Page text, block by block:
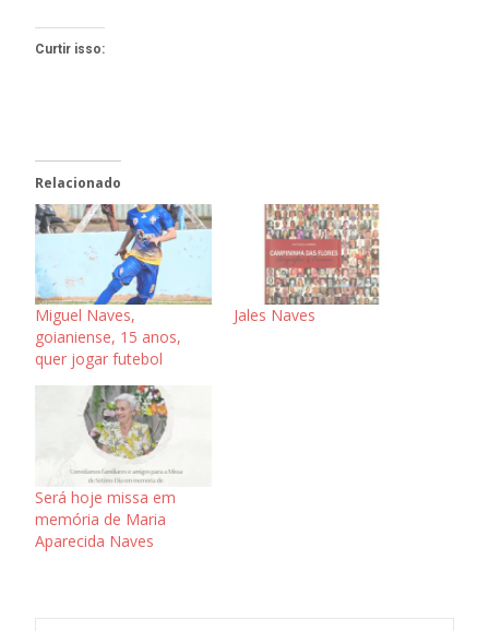
Curtir isso:
Relacionado
Miguel Naves,
goianiense, 15 anos,
quer jogar futebol
Jales Naves
Será hoje missa em
memória de Maria
Aparecida Naves